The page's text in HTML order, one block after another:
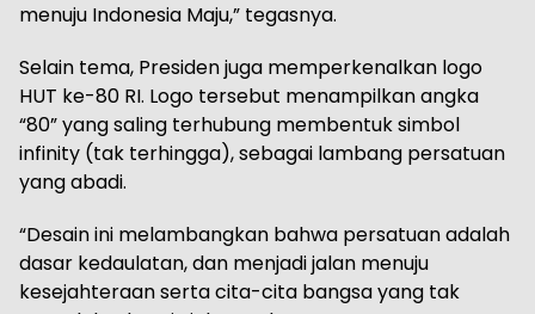
menuju Indonesia Maju,” tegasnya.
Selain tema, Presiden juga memperkenalkan logo
HUT ke-80 RI. Logo tersebut menampilkan angka
“80” yang saling terhubung membentuk simbol
infinity (tak terhingga), sebagai lambang persatuan
yang abadi.
“Desain ini melambangkan bahwa persatuan adalah
dasar kedaulatan, dan menjadi jalan menuju
kesejahteraan serta cita-cita bangsa yang tak